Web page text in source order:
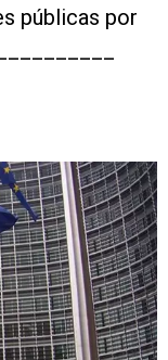
públicas por